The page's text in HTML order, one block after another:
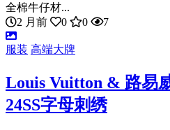
全棉牛仔材...
2 月前
0 0 7
服装 高端大牌
Louis Vuitton & 路易
24SS字母刺绣